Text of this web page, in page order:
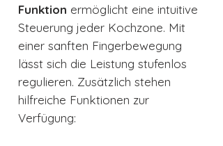
Funktion ermöglicht eine intuitive
Steuerung jeder Kochzone. Mit
einer sanften Fingerbewegung
lässt sich die Leistung stufenlos
regulieren. Zusätzlich stehen
hilfreiche Funktionen zur
Verfügung: